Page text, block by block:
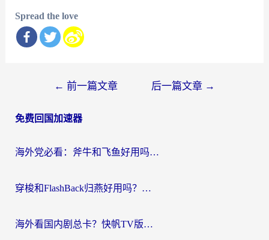
Spread the love
导
← 前一篇文章 后一篇文章 →
免费回国加速器
海外党必看：斧牛和飞鱼好用吗？3步选对回国加速器，无缝刷剧玩国服
穿梭和FlashBack归燕好用吗？海外党亲测3款热门回国加速器，教你选对不踩坑
海外看国内剧总卡？快帆TV版VPN好用吗？和快滚VPN对比哪个回国效果更好？